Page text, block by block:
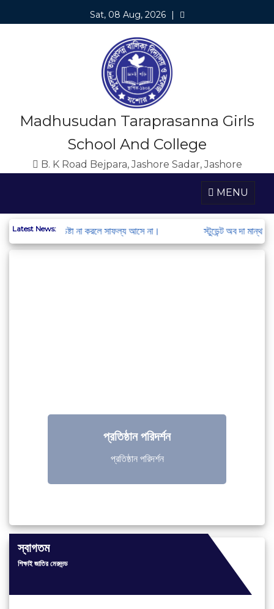
Sat, 08 Aug, 2026 |
Madhusudan Taraprasanna Girls
School And College
B. K Road Bejpara, Jashore Sadar, Jashore
MENU
Latest News:
হয়। চেষ্টা না করলে সাফল্য আসে না। স্টুডেন্ট অব দা মান্থ
ডিজিটাল ল্যাব পরিদর্শন
ডিজিটাল ল্যাব পরিদর্শন
স্বাগতম
শিক্ষাই জাতির মেরুদন্ড